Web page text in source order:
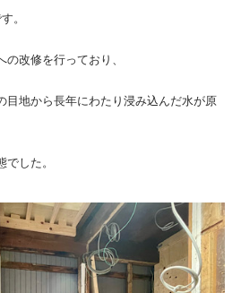
。
改修を行っており、
目地から長年にわたり浸み込んだ水が原
した。